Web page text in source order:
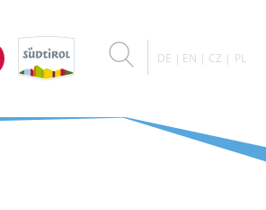
DE EN CZ PL